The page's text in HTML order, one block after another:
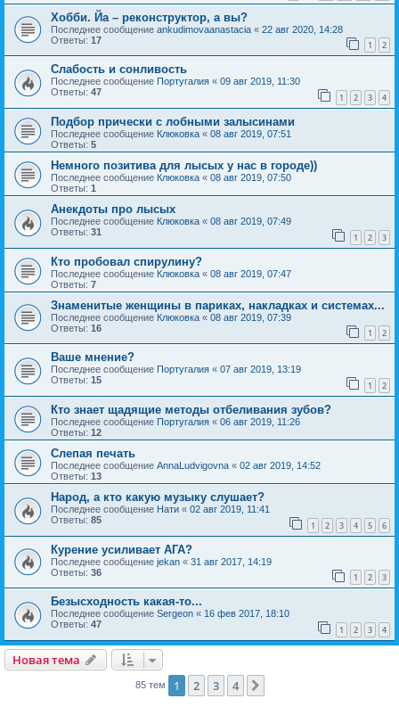
Хобби. Йа – реконструктор, а вы?
Последнее сообщение ankudimovaanastacia « 22 авг 2020, 14:28
Ответы: 17 1 2
Слабость и сонливость
Последнее сообщение Португалия « 09 авг 2019, 11:30
Ответы: 47 1 2 3 4
Подбор прически с лобными залысинами
Последнее сообщение Клюковка « 08 авг 2019, 07:51
Ответы: 5
Немного позитива для лысых у нас в городе))
Последнее сообщение Клюковка « 08 авг 2019, 07:50
Ответы: 1
Анекдоты про лысых
Последнее сообщение Клюковка « 08 авг 2019, 07:49
Ответы: 31 1 2 3
Кто пробовал спирулину?
Последнее сообщение Клюковка « 08 авг 2019, 07:47
Ответы: 7
Знаменитые женщины в париках, накладках и системах...
Последнее сообщение Клюковка « 08 авг 2019, 07:39
Ответы: 16 1 2
Ваше мнение?
Последнее сообщение Португалия « 07 авг 2019, 13:19
Ответы: 15 1 2
Кто знает щадящие методы отбеливания зубов?
Последнее сообщение Португалия « 06 авг 2019, 11:26
Ответы: 12
Слепая печать
Последнее сообщение AnnaLudvigovna « 02 авг 2019, 14:52
Ответы: 13
Народ, а кто какую музыку слушает?
Последнее сообщение Нати « 02 авг 2019, 11:41
Ответы: 85 1 2 3 4 5 6
Курение усиливает АГА?
Последнее сообщение jekan « 31 авг 2017, 14:19
Ответы: 36 1 2 3
Безысходность какая-то...
Последнее сообщение Sergeon « 16 фев 2017, 18:10
Ответы: 47 1 2 3 4
Новая тема
85 тем 1 2 3 4